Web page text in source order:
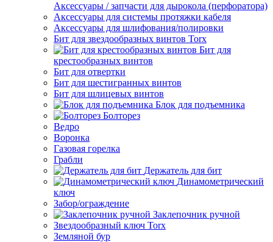
Аксессуары / запчасти для дырокола (перфоратора)
Аксессуары для системы протяжки кабеля
Аксессуары для шлифования/полировки
Бит для звездообразных винтов Torx
Бит для
крестообразных винтов
Бит для отвертки
Бит для шестигранных винтов
Бит для шлицевых винтов
Блок для подъемника
Болторез
Ведро
Воронка
Газовая горелка
Грабли
Держатель для бит
Динамометрический
ключ
Забор/ограждение
Заклепочник ручной
Звездообразный ключ Torx
Земляной бур